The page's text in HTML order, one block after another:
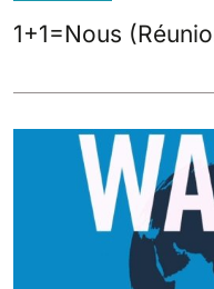
1+1=Nous